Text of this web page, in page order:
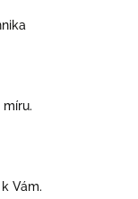
Vám.